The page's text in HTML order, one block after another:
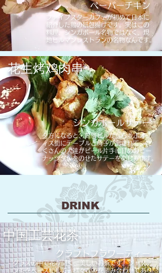
​ファイブスターカフェが初めて日本に
紹介した鶏の紙包揚げです。実はこの
料理、シンガポール名物ではなく、現
地ヒルマンレストランの名物なんです。
ペーパーチキン
花生烤鸡肉串
​夕方になると、高層ビルが立ち並ぶオフ
ィス街にテーブルと椅子が出されて、た
くさんの人達がビール片手に甘めのピー
ナッツタレをのせたサテーを楽しみます。
シンガポールサテー
DRINK
​中国工芸花茶
クラフトフラワーティー
​グラスの中で花が開く、美しいお茶です。ジャスミ
ン茶​をベースにして、様々な花を組み合わせてあり